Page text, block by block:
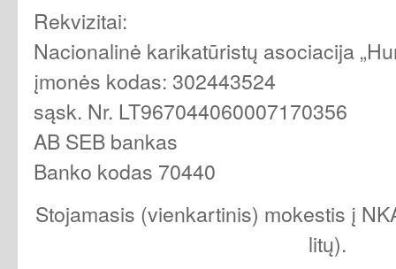
Rekvizitai:
Nacionalinė karikatūristų asociacija
įmonės kodas: 302443524
sąsk. Nr. LT967044060007170356
AB SEB bankas
Banko kodas 70440
Stojamasis (vienkartinis) mokestis į
litų).